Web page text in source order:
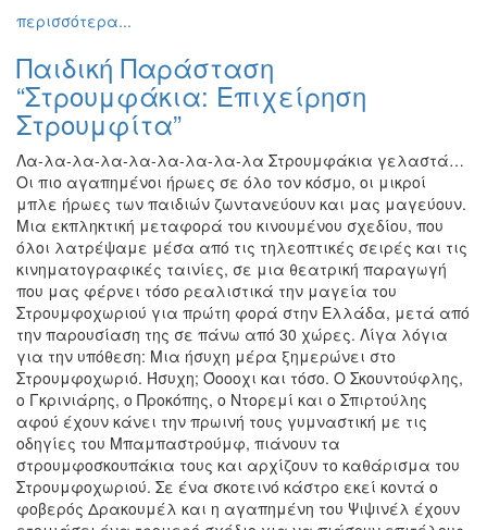
περισσότερα...
Παιδική Παράσταση
“Στρουμφάκια: Επιχείρηση
Στρουμφίτα”
Λα-λα-λα-λα-λα-λα-λα-λα-λα Στρουμφάκια γελαστά…
Οι πιο αγαπημένοι ήρωες σε όλο τον κόσμο, οι μικροί
μπλε ήρωες των παιδιών ζωντανεύουν και μας μαγεύουν.
Μια εκπληκτική μεταφορά του κινουμένου σχεδίου, που
όλοι λατρέψαμε μέσα από τις τηλεοπτικές σειρές και τις
κινηματογραφικές ταινίες, σε μια θεατρική παραγωγή
που μας φέρνει τόσο ρεαλιστικά την μαγεία του
Στρουμφοχωριού για πρώτη φορά στην Ελλάδα, μετά από
την παρουσίαση της σε πάνω από 30 χώρες. Λίγα λόγια
για την υπόθεση: Μια ήσυχη μέρα ξημερώνει στο
Στρουμφοχωριό. Ήσυχη; Όοοοχι και τόσο. Ο Σκουντούφλης,
ο Γκρινιάρης, ο Προκόπης, ο Ντορεμί και ο Σπιρτούλης
αφού έχουν κάνει την πρωινή τους γυμναστική με τις
οδηγίες του Μπαμπαστρούμφ, πιάνουν τα
στρουμφοσκουπάκια τους και αρχίζουν το καθάρισμα του
Στρουμφοχωριού. Σε ένα σκοτεινό κάστρο εκεί κοντά ο
φοβερός Δρακουμέλ και η αγαπημένη του Ψιψινέλ έχουν